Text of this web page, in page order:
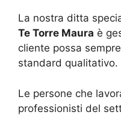
La nostra ditta
Te Torre Maura è
cliente possa
standard qualitativo.
Le persone che
professionisti del